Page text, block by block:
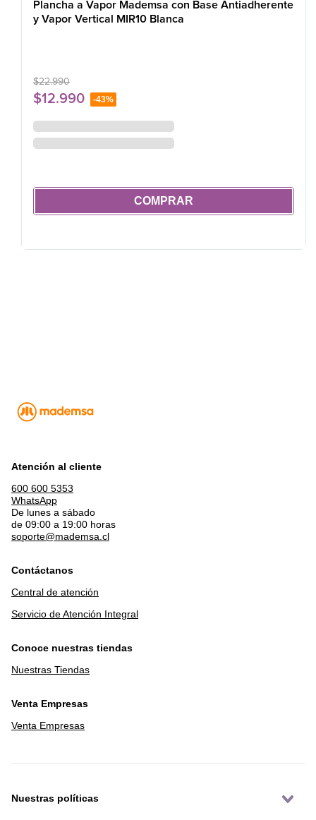
Plancha a Vapor Mademsa con Base Antiadherente
y Vapor Vertical MIR10 Blanca
$22.990
$12.990 -43%
COMPRAR
Atención al cliente
600 600 5353
WhatsApp
De lunes a sábado
de 09:00 a 19:00 horas
soporte@mademsa.cl
Contáctanos
Central de atención
Servicio de Atención Integral
Conoce nuestras tiendas
Nuestras Tiendas
Venta Empresas
Venta Empresas
Nuestras políticas